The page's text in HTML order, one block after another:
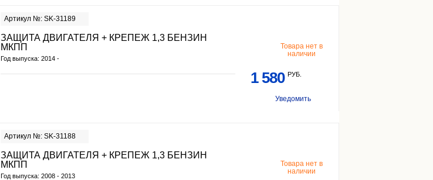
Артикул №: SK-31189
ЗАЩИТА ДВИГАТЕЛЯ + КРЕПЕЖ 1,3 БЕНЗИН
МКПП
Год выпуска: 2014 -
Товара нет в
наличии
1 580 РУБ.
Уведомить
Артикул №: SK-31188
ЗАЩИТА ДВИГАТЕЛЯ + КРЕПЕЖ 1,3 БЕНЗИН
МКПП
Год выпуска: 2008 - 2013
Товара нет в
наличии